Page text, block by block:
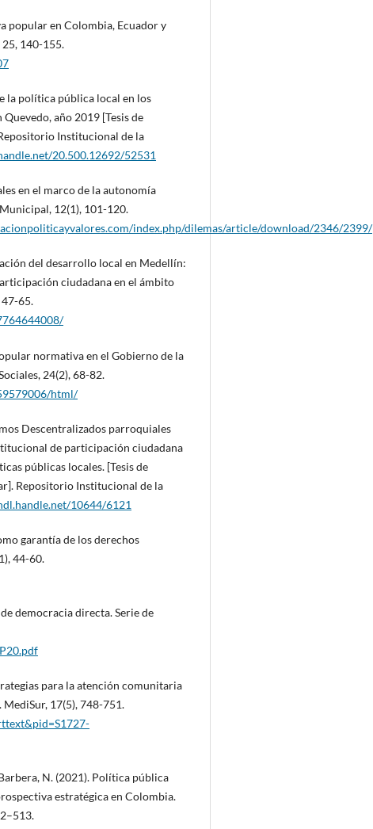
popular en Colombia, Ecuador y
25, 140-155.
la política pública local en los
año 2019 [Tesis de
Institucional de la
20.500.12692/52531
en el marco de la autonomía
12(1), 101-120.
index.php/dilemas/article/download/2346/2399/
del desarrollo local en Medellín:
ciudadana en el ámbito
65.
normativa en el Gobierno de la
24(2), 68-82.
html/
Descentralizados parroquiales
de participación ciudadana
públicas locales. [Tesis de
Repositorio Institucional de la
10644/6121
garantía de los derechos
44-60.
democracia directa. Serie de
para la atención comunitaria
17(5), 748-751.
N. (2021). Política pública
estratégica en Colombia.